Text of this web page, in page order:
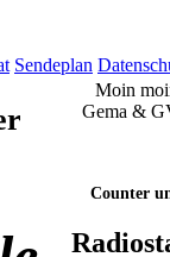
Sendeplan
Moin
Gema &
Counter